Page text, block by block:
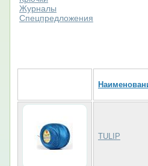
Журналы
Спецпредложения
TULIP